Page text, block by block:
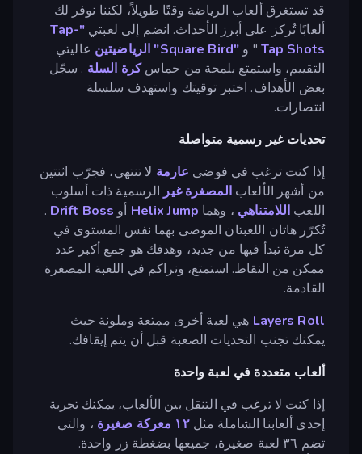
قد تستغرق ألعاب الرياضة وقتًا طويلاً، لكننا نوفر لك
ألعابًا تُركز على أبرز الأحداث. انضم إلى لعبتي "Tap-
Tap Shots " و "Square Bird" الرياضيتين عاليتي
التقييم، واستمتع بلمحة من حماسكرة السلة . سجّل
بعض الأهداف. اختبر توقيتك واستهدف سلسلة
انتصارات.
تحديات غير رسمية متواصلة
إذا كنت ترغب في فوضى عارمة لا تنتهي، فجرّب اثنتين
من أشهر الألعابالمصغرة غير الرسمية ذات أسلوب
اللعب اللامتناهي ، وهما Helix Jump أو Drift Boss
.
تُكرّر هاتان اللعبتان الموصى بهما نفس المستوى في
كل مرة تبدأ فيها من جديد، وهدفك هو جمع أكبر عدد
ممكن من النقاط. استمتع، ونراكم في اللعبة المصغرة
القادمة.
Layers Roll هي لعبة أخرى ممتعة وملونة حيث
يمكنك تجنب التحديات الصعبة قبل أن يتم إيقافك.
ألعاب متعددة في لعبة واحدة
إذا كنت لا ترغب في التنقل بين الألعاب، يمكنك تجربة
إحدى ألعابنا الشاملة مثل١٢ معركة صغيرة
، والتي
تضم ٣٦ لعبة صغيرة، جميعها بضغطة زر واحدة.